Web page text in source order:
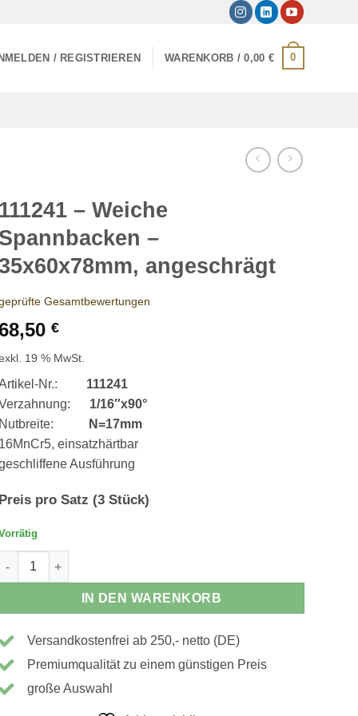
/ REGISTRIEREN WARENKORB /0,00 € 0
111241 – Weiche
Spannbacken –
angeschrägt
Gesamtbewertungen
€
19 % MwSt.
Nr.: 111241
1/16″x90°
Nutbreite:
N=17mm
16MnCr5, einsatzhärtbar
Ausführung
Preis pro Satz (3 Stück)
111241 - Weiche Spannbacken - 35x60x78mm, angeschrägt Menge
IN DEN WARENKORB
Versandkostenfrei ab 250,- netto (DE)
Premiumqualität zu einem günstigen Preis
große Auswahl